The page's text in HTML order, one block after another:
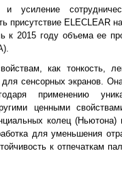
и усиление
присутствие ELECLEAR
к 2015 году объема ее
как тонкость,
для сенсорных экранов.
применению
ценными
колец (Ньютона)
для уменьшения
к отпечаткам